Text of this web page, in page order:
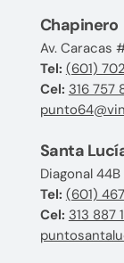
Chapinero
Av. Caracas
Tel: (601)
Cel: 316 757
Santa
Diagonal
Tel: (601)
Cel: 313 887